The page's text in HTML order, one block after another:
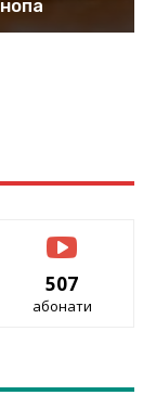
507
абонати